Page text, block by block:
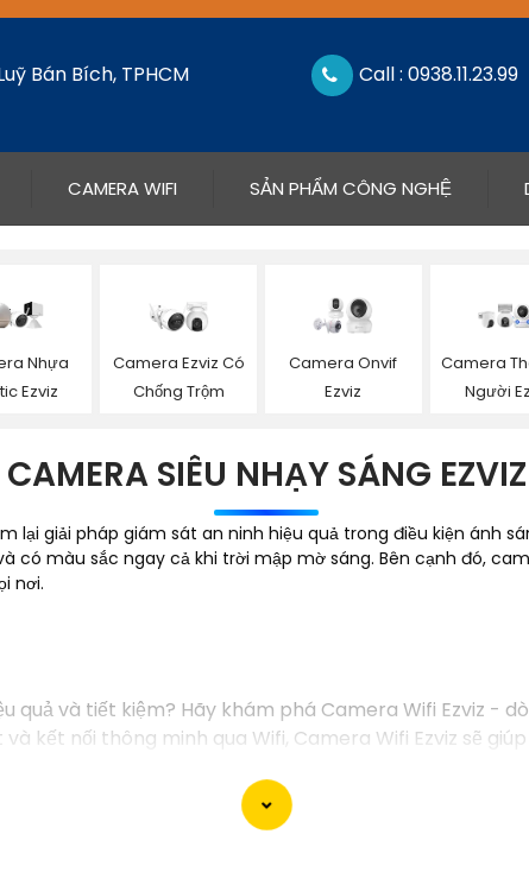
Bán Bích, TPHCM Call : 0938.11.23.99
CAMERA WIFI SẢN PHẨM CÔNG NGHỆ
Nhựa
Ezviz
Camera Ezviz Có
Chống Trộm
Camera Onvif
Ezviz
Camera
Người
CAMERA SIÊU NHẠY SÁNG EZVIZ
lại giải pháp giám sát an ninh hiệu quả trong điều kiện ánh
có màu sắc ngay cả khi trời mập mờ sáng. Bên cạnh đó,
nơi.
quả và tiết kiệm? Hãy khám phá Camera Wifi Ezviz -
kết nối thông minh qua Wifi, Camera Wifi Ezviz sẽ
hình ảnh sắc nét và độ phân giải cao, cho phép
rẻ chính hãng để bảo vệ tài sản và gia đình của bạn